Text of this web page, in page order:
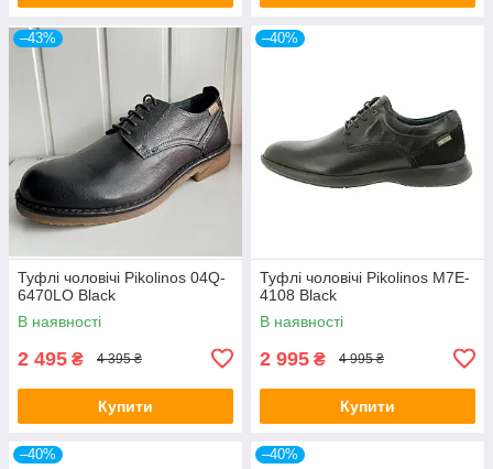
–43%
Туфлі чоловічі Pikolinos 04Q-
6470LO Black
В наявності
2 495 ₴ 4 395 ₴
Купити
–40%
Туфлі чоловічі Pikolinos M7E-
4108 Black
В наявності
2 995 ₴ 4 995 ₴
Купити
–40% –40%